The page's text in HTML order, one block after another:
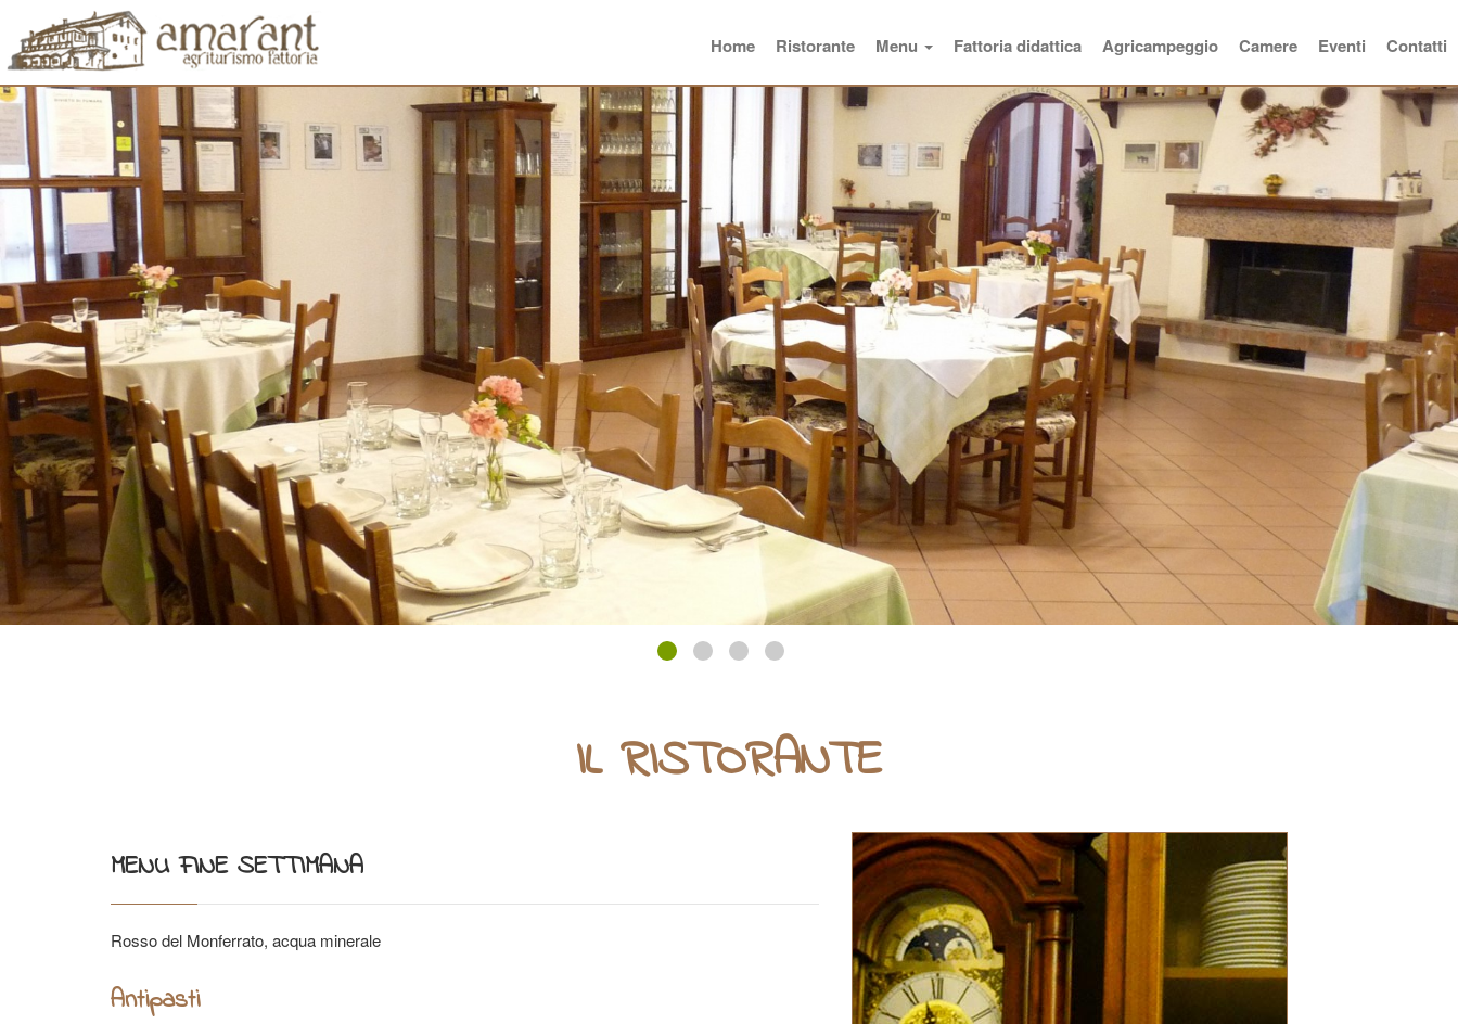
Home Ristorante Menu Fattoria didattica Agricampeggio Camere Eventi Contatti
IL RISTORANTE
MENU FINE SETTIMANA
Rosso del Monferrato, acqua minerale
Antipasti